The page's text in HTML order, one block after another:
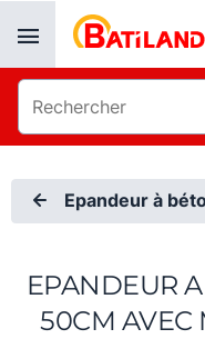
Epandeur à
EPANDEUR
50CM AVEC
Panneau de gestion des